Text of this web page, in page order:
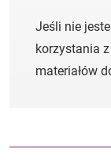
Jeśli nie
korzystania
materiałów